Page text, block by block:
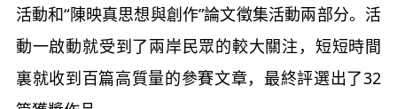
活動和“陳映真思想與創作”論文徵集活動兩部分。活
動一啟動就受到了兩岸民眾的較大關注，短短時間
裏就收到百篇高質量的參賽文章，最終評選出了32